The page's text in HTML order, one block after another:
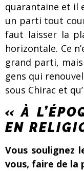
quarantaine et il
un parti tout
faut laisser la
horizontale. Ce
grand parti,
gens qui
sous Chirac et
« À
EN
Vous soulignez
vous, faire de la